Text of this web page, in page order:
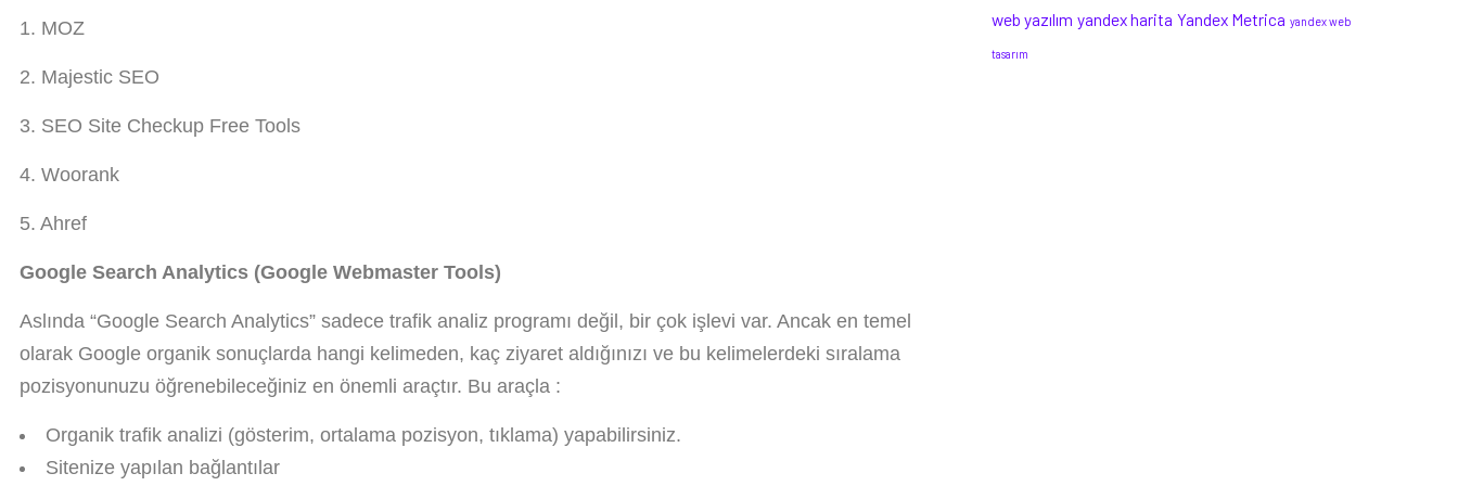
1. MOZ
2. Majestic SEO
3. SEO Site Checkup Free Tools
4. Woorank
5. Ahref
Google Search Analytics (Google Webmaster Tools)
Aslında “Google Search Analytics” sadece trafik analiz programı değil, bir çok işlevi var. Ancak en temel
olarak Google organik sonuçlarda hangi kelimeden, kaç ziyaret aldığınızı ve bu kelimelerdeki sıralama
pozisyonunuzu öğrenebileceğiniz en önemli araçtır. Bu araçla :
Organik trafik analizi (gösterim, ortalama pozisyon, tıklama) yapabilirsiniz.
Sitenize yapılan bağlantılar
web yazılım yandex harita Yandex Metrica yandex web
tasarım